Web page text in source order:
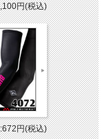
円(税込)
円(税込)